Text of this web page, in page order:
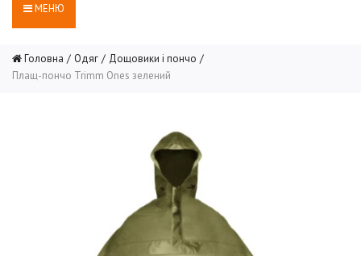
МЕНЮ
Головна Одяг
Дощовики і пончо
Плащ-пончо Trimm Ones зелений